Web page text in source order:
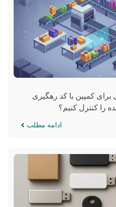
برای کمپین با کد رهگیری
را کنترل کنیم؟
ادامه مطلب